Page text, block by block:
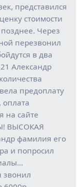
представился
стоимости
позднее. Через
перезвонил
в два
Александр
предоплату
оплата
на сайте
ВЫСОКАЯ
фамилия его
и попросил
звонил